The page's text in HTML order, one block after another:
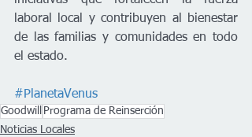
laboral local y contribuyen al bienestar
de las familias y comunidades en todo
el estado.
#PlanetaVenus
Goodwill
Programa de Reinserción
Noticias Locales